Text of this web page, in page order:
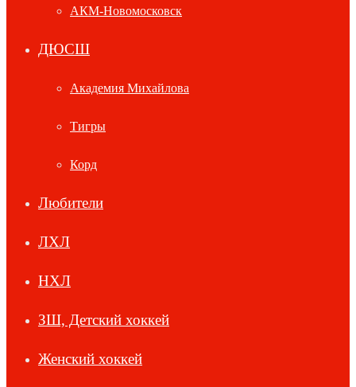
АКМ-Новомосковск
ДЮСШ
Академия Михайлова
Тигры
Корд
Любители
ЛХЛ
НХЛ
ЗШ, Детский хоккей
Женский хоккей